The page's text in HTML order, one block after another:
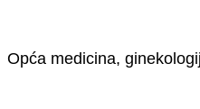
Opća medicina,